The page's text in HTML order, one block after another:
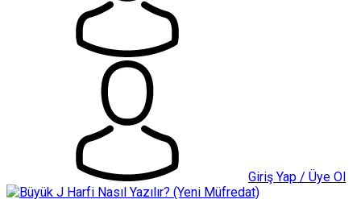
Giriş Yap / Üye Ol